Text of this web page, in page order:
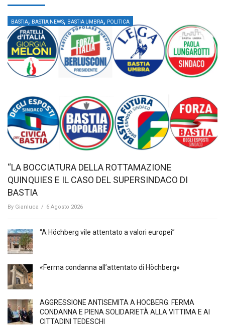
BASTIA, BASTIA NEWS, BASTIA UMBRA, POLITICA
“LA BOCCIATURA DELLA ROTTAMAZIONE
QUINQUIES E IL CASO DEL SUPERSINDACO DI
BASTIA
By Gianluca / 6 Agosto 2026
“A Höchberg vile attentato a valori europei”
«Ferma condanna all’attentato di Höchberg»
AGGRESSIONE ANTISEMITA A HÖCBERG: FERMA
CONDANNA E PIENA SOLIDARIETÀ ALLA VITTIMA E AI
CITTADINI TEDESCHI